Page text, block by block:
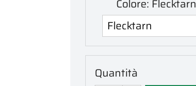
Colore: Flecktarn
Quantità